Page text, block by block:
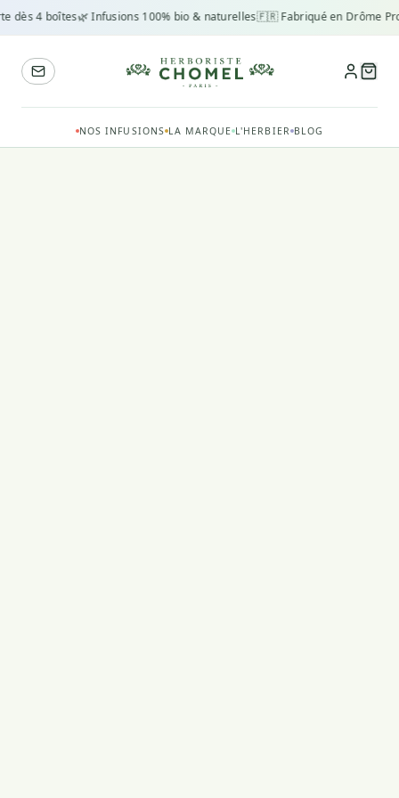
dès 4 boîtes🌿 Infusions 100% bio & naturelles🇫🇷 Fabriqué en Drôme
NOS INFUSIONS LA MARQUE L'HERBIER BLOG